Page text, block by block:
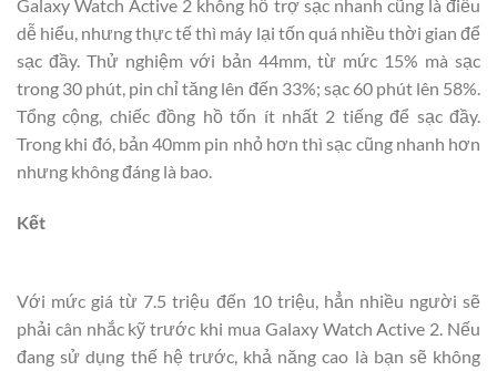
Galaxy Watch Active 2 không hỗ trợ sạc nhanh cũng là điều
dễ hiểu, nhưng thực tế thì máy lại tốn quá nhiều thời gian để
sạc đầy. Thử nghiệm với bản 44mm, từ mức 15% mà sạc
trong 30 phút, pin chỉ tăng lên đến 33%; sạc 60 phút lên 58%.
Tổng cộng, chiếc đồng hồ tốn ít nhất 2 tiếng để sạc đầy.
Trong khi đó, bản 40mm pin nhỏ hơn thì sạc cũng nhanh hơn
nhưng không đáng là bao.
Kết
Với mức giá từ 7.5 triệu đến 10 triệu, hẳn nhiều người sẽ
phải cân nhắc kỹ trước khi mua Galaxy Watch Active 2. Nếu
đang sử dụng thế hệ trước, khả năng cao là bạn sẽ không